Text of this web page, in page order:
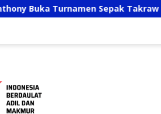
Sepak Takraw RA Cup I 2026